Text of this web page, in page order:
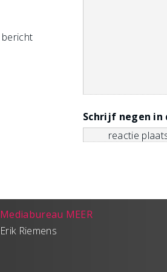
bericht
Schrijf negen in
Mediabureau MEER
Erik Riemens